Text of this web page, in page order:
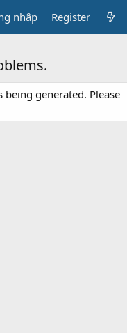
nhập Register
generated. Please